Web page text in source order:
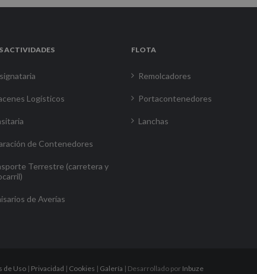
ACTIVIDADES
Logísticos
de Contenedores
Terrestre (carretera y
de Averías
FLOTA
Remolcadores
Portacontenedores
Lanchas
de Uso| Privacidad | Cookies | Galería | Desarrollado por Inbuze